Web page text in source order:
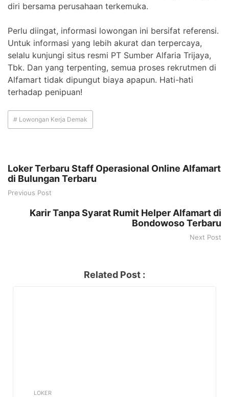
diri bersama perusahaan terkemuka.
Perlu diingat, informasi lowongan ini bersifat referensi.
Untuk informasi yang lebih akurat dan terpercaya,
selalu kunjungi situs resmi PT Sumber Alfaria Trijaya,
Tbk. Dan yang terpenting, semua proses rekrutmen di
Alfamart tidak dipungut biaya apapun. Hati-hati
terhadap penipuan!
# Lowongan Kerja Demak
Loker Terbaru Staff Operasional Online Alfamart
di Bulungan Terbaru
Previous Post
Karir Tanpa Syarat Rumit Helper Alfamart di
Bondowoso Terbaru
Next Post
Related Post :
LOKER